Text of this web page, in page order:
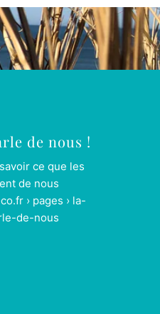
de nous !
ce que les
de nous
› pages › la-
de-nous